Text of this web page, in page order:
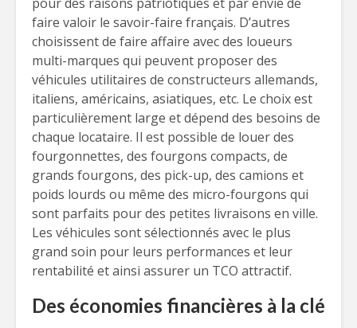
faire valoir le savoir-faire français. D’autres
choisissent de faire affaire avec des loueurs
multi-marques qui peuvent proposer des
véhicules utilitaires de constructeurs allemands,
italiens, américains, asiatiques, etc. Le choix est
particulièrement large et dépend des besoins de
chaque locataire. Il est possible de louer des
fourgonnettes, des fourgons compacts, de
grands fourgons, des pick-up, des camions et
poids lourds ou même des micro-fourgons qui
sont parfaits pour des petites livraisons en ville.
Les véhicules sont sélectionnés avec le plus
grand soin pour leurs performances et leur
rentabilité et ainsi assurer un TCO attractif.
Des économies financières à la clé